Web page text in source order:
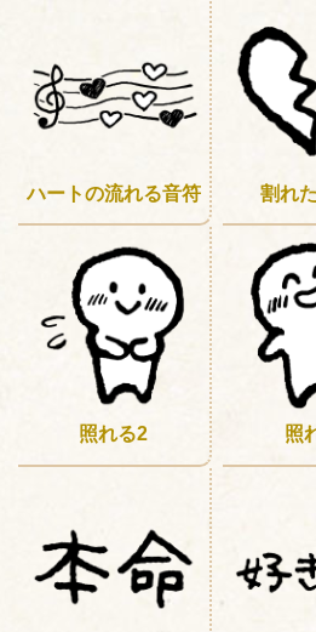
ハートの流れる音符 割れ
照れる2 照